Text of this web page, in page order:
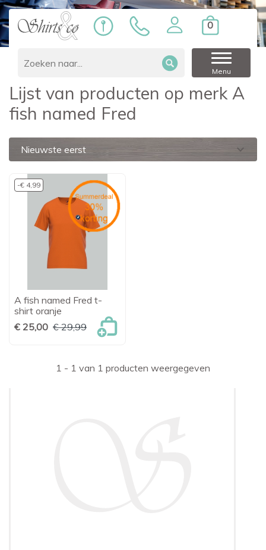
0
Menu
Home Merken A fish named Fred
Lijst van producten op merk A
fish named Fred
Nieuwste eerst expand_more
-€ 4,99
A fish named Fred t-
shirt oranje
€ 25,00 € 29,99
1 - 1 van 1 producten weergegeven